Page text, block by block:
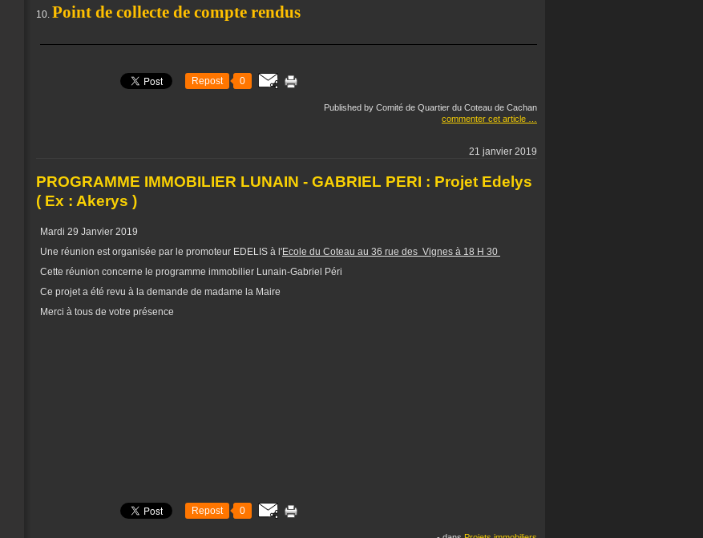
Point de collecte de compte rendus
Repost 0
Published by Comité de Quartier du Coteau de Cachan
commenter cet article
21 janvier 2019
PROGRAMME IMMOBILIER LUNAIN - GABRIEL PERI : Projet Edelys
( Ex : Akerys )
Mardi 29 Janvier 2019
Une réunion est organisée par le promoteur EDELIS à l'Ecole du Coteau au 36 rue des Vignes à 18 H 30
Cette réunion concerne le programme immobilier Lunain-Gabriel Péri
Ce projet a été revu à la demande de madame la Maire
Merci à tous de votre présence
Repost 0